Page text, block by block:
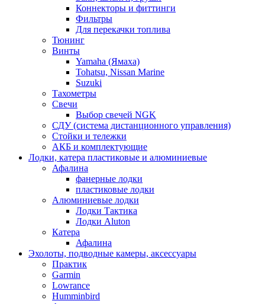
Коннекторы и фиттинги
Фильтры
Для перекачки топлива
Тюнинг
Винты
Yamaha (Ямаха)
Tohatsu, Nissan Marine
Suzuki
Тахометры
Свечи
Выбор свечей NGK
СДУ (система дистанционного управления)
Стойки и тележки
АКБ и комплектующие
Лодки, катера пластиковые и алюминиевые
Афалина
фанерные лодки
пластиковые лодки
Алюминиевые лодки
Лодки Тактика
Лодки Aluton
Катера
Афалина
Эхолоты, подводные камеры, аксессуары
Практик
Garmin
Lowrance
Humminbird